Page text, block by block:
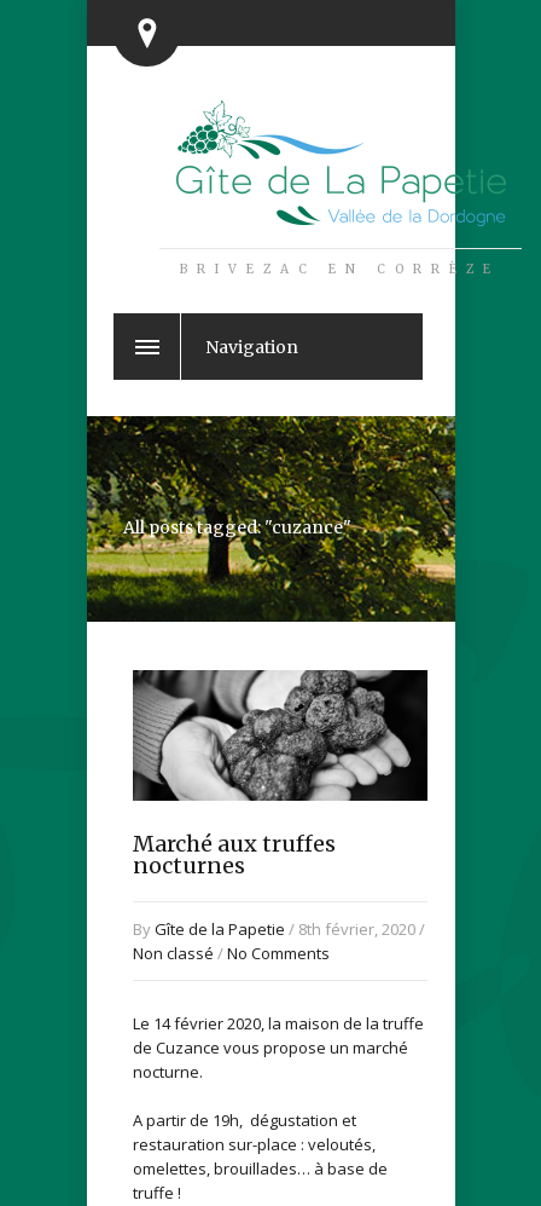
BRIVEZAC EN CORRÈZE
Navigation
All posts tagged: "cuzance"
Marché aux truffes
nocturnes
ByGîte de la Papetie / 8th février, 2020 /
Non classé /No Comments
Le 14 février 2020, la maison de la truffe
de Cuzance vous propose un marché
nocturne.
A partir de 19h, dégustation et
restauration sur-place : veloutés,
omelettes, brouillades… à base de
truffe !